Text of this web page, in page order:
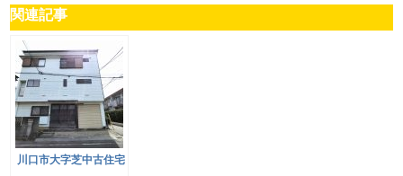
関連記事
川口市大字芝中古住宅